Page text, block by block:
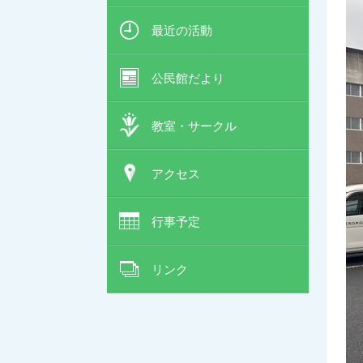
最近の活動
公民館だより
教室・サークル
アクセス
行事予定
リンク